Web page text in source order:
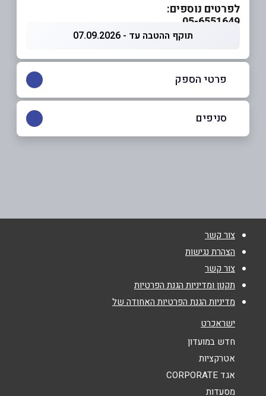
לפרטים נוספים:
05-6551649
תוקף ההטבה עד - 07.09.2026
פרטי הספק
נושא*
אנא חזרו אלי בקשר ל...
סניפים
צור קשר
הצהרת נגישות
צור קשר
תקנון ומדיניות הגנת הפרטיות
מדיניות הגנת הפרטיות האחודה של
ישראכרט
חדש במועדון
אטרקציות
אגד CORPORATE
מסעדות